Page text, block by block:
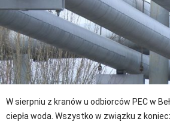
W sierpniu z kranów u odbiorców PEC w
ciepła woda. Wszystko w związku z